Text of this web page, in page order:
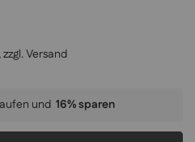
Versand
und 16% sparen